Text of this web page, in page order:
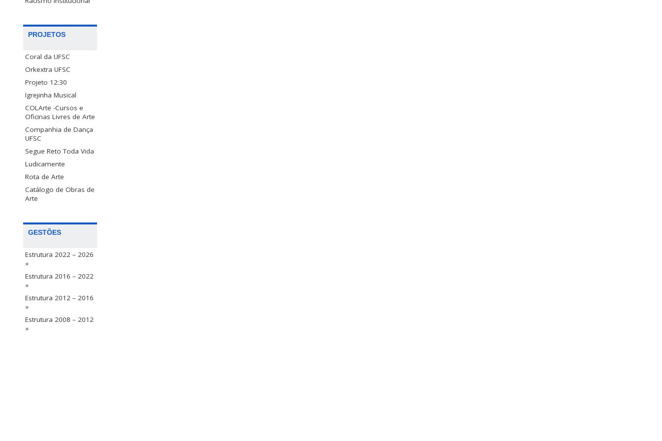
PROJETOS
Coral da UFSC
Orkextra UFSC
Projeto 12:30
Igrejinha Musical
COLArte -Cursos e
Oficinas Livres de Arte
Companhia de Dança
UFSC
Segue Reto Toda Vida
Ludicamente
Rota de Arte
Catálogo de Obras de
Arte
GESTÕES
Estrutura 2022 – 2026
»
Estrutura 2016 – 2022
»
Estrutura 2012 – 2016
»
Estrutura 2008 – 2012
»